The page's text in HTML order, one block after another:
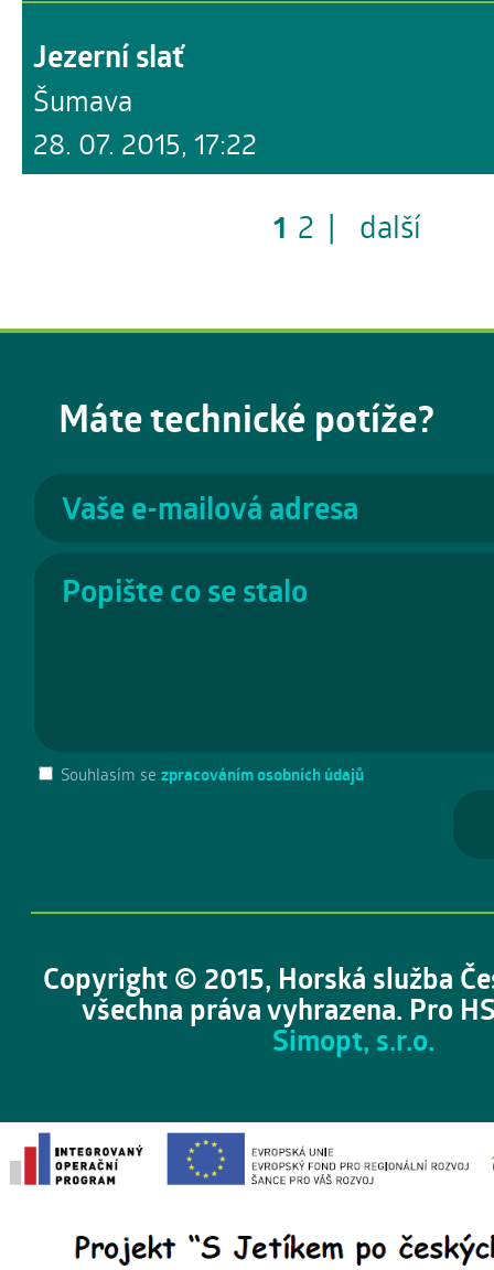
28. 07. 2015, 17:22
Jezerní slať
Šumava
1 2 | další
Máte technické potíže?
Souhlasím se zpracováním osobních údajů
Copyright © 2015, Horská služba
všechna práva vyhrazena. Pro
Simopt, s.r.o.